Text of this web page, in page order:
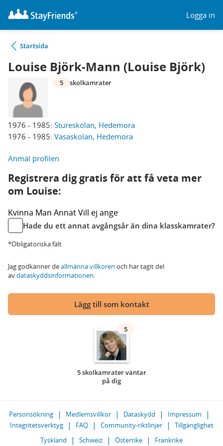
Logga in
Startsida
Louise Björk-Mann (Louise Björk)
1976 - 1985: Stureskolan, Hedemora
1976 - 1985: Vasaskolan, Hedemora
5 skolkamrater
Anmäl profilen
Registrera dig gratis för att få veta mer
om Louise:
Kvinna Man AnnatVill ej ange
Hade du ett annat avgångsår än dina klasskamrater?
*Obligatoriska fält
Jag godkänner deallmänna villkoren och har tagit del
avdataskyddsinformationen.
Lägg till som kontakt
5
5 skolkamrater väntar
på dig
Personsökning Medlemsvillkor Dataskydd
Impressum
Integritetsverktyg
FAQ Community-riktlinjer
Tillgänglighet
Tyskland
Schweiz Österrike Frankrike